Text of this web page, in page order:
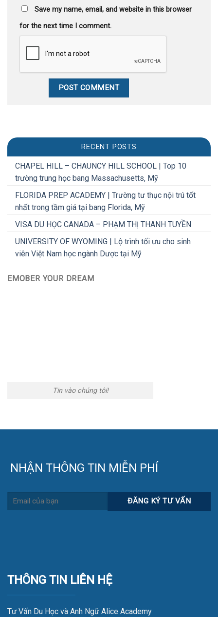
RECENT POSTS
CHAPEL HILL – CHAUNCY HILL SCHOOL | Top 10
trường trung học bang Massachusetts, Mỹ
FLORIDA PREP ACADEMY | Trường tư thục nội trú tốt
nhất trong tầm giá tại bang Florida, Mỹ
VISA DU HỌC CANADA – PHẠM THỊ THANH TUYỀN
UNIVERSITY OF WYOMING | Lộ trình tối ưu cho sinh
viên Việt Nam học ngành Dược tại Mỹ
EMOBER YOUR DREAM
Tin vào chúng tôi!
Save my name, email, and website in this browser
for the next time I comment.
NHẬN THÔNG TIN MIỄN PHÍ
THÔNG TIN LIÊN HỆ
Tư Vấn Du Học và Anh Ngữ Alice Academy